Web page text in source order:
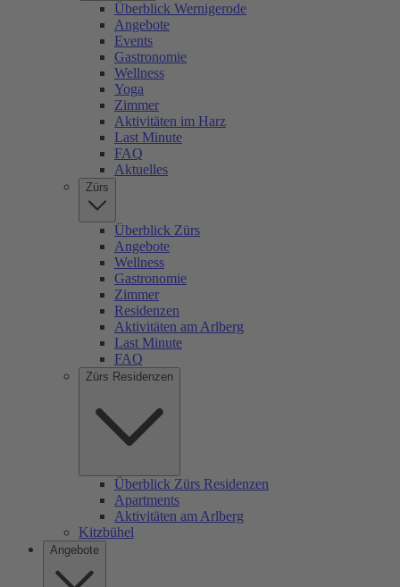
Überblick Wernigerode
Angebote
Events
Gastronomie
Wellness
Yoga
Zimmer
Aktivitäten im Harz
Last Minute
FAQ
Aktuelles
Zürs
Überblick Zürs
Angebote
Wellness
Gastronomie
Zimmer
Residenzen
Aktivitäten am Arlberg
Last Minute
FAQ
Zürs Residenzen
Überblick Zürs Residenzen
Apartments
Aktivitäten am Arlberg
Kitzbühel
Angebote